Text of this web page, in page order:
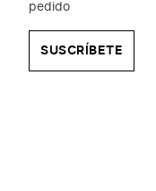
pedido
SUSCRÍBETE